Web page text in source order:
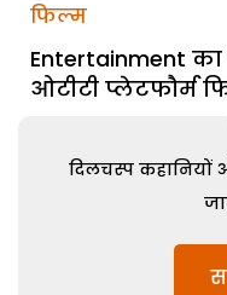
फिल्म
Entertainment
ओटीटी प्लेटफौर्म
दिलचस्प